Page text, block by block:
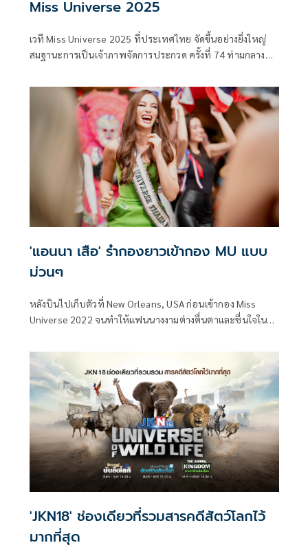
Miss Universe 2025
เวที Miss Universe 2025 ที่ประเทศไทย จัดขึ้นอย่างยิ่งใหญ่
สมฐานะการเป็นเจ้าภาพจัดการประกวด ครั้งที่ 74 ท่ามกลาง
ชอบ ทว่าผู้ชนะมีเพียงหนึ่งเท่านั้น ตกเป็นของ ฟาติมา บอช
เฟอร์นันเดซ สาวงามตัวแทนจากประเทศเม็กซิโก ขณะที่ วีนา ป
วีนา ซิงห์ ตัวแทนสาวไทยได้ตำแหน่งรองอันดับ 1
'แอนนา เสือ' รำกองยาวเข้ากอง MU แบบ
ม่วนๆ
หลังบินไปเก็บตัวที่ New Orleans, USA ก่อนเข้ากอง Miss
Universe 2022 จนทำให้แฟนนางงามต่างตื่นตาและชื่นใจใน
ประเทศไทย) แอนนา เสืองามเอี่ยม Miss Universe Thailand
ได้ฤกษ์เอาชัยวันเแรกของการเปิดกอง MU
'JKN18' ช่องเดียวที่รวมสารคดีสัตว์โลกไว้
มากที่สุด